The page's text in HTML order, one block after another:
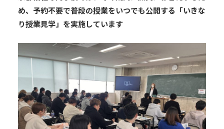
め、予約不要で普段の授業をいつでも公開する「いきな
り授業見学」を実施しています